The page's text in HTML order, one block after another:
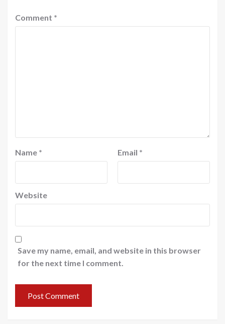
Comment *
Name * Email *
Website
Save my name, email, and website in this browser
for the next time I comment.